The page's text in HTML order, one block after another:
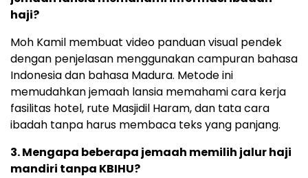
haji?
Moh Kamil membuat video panduan visual pendek
dengan penjelasan menggunakan campuran bahasa
Indonesia dan bahasa Madura. Metode ini
memudahkan jemaah lansia memahami cara kerja
fasilitas hotel, rute Masjidil Haram, dan tata cara
ibadah tanpa harus membaca teks yang panjang.
3. Mengapa beberapa jemaah memilih jalur haji
mandiri tanpa KBIHU?